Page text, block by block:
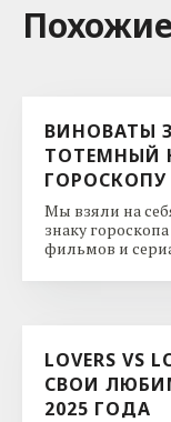
ВИНОВАТЫ
ТОТЕМНЫЙ
ГОРОСКОПУ
Мы взяли на
знаку
фильмов и
LOVERS VS
СВОИ
2025 ГОДА